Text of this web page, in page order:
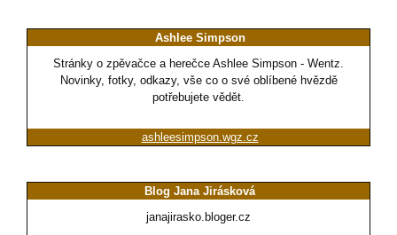
Ashlee Simpson
Stránky o zpěvačce a herečce Ashlee Simpson - Wentz.
Novinky, fotky, odkazy, vše co o své oblíbené hvězdě
potřebujete vědět.
ashleesimpson.wgz.cz
Blog Jana Jirásková
janajirasko.bloger.cz